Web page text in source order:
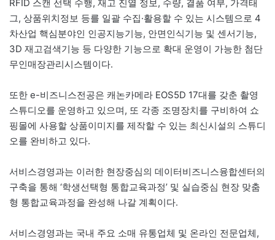
RFID 스캔 선택 수행, 재고 진열 정보, 수량, 결품 여부, 가격태
그, 상품위치정보 등를 일괄 수집·활용할 수 있는 시스템으로 4
차산업 핵심분야인 인공지능기능, 안면인식기능 및 센서기능,
3D 재고검색기능 등 다양한 기능으로 확대 운영이 가능한 첨단
무인매장관리시스템이다.
또한 e-비즈니스전공은 캐논카메라 EOS5D 17대를 갖춘 촬영
스튜디오를 운영하고 있으며, 또 각종 조명장치를 구비하여 쇼
핑몰에 사용할 상품이미지를 제작할 수 있는 최신시설의 스튜디
오를 완비하고 있다.
서비스경영과는 이러한 현장중심의 데이터비즈니스융합센터의
구축을 통해 ‘학생선택형 통합교육과정’ 및 실습중심 현장 맞춤
형 통합교육과정을 완성해 나갈 계획이다.
서비스경영과는 국내 주요 소매 유통업체 및 온라인 전문업체,